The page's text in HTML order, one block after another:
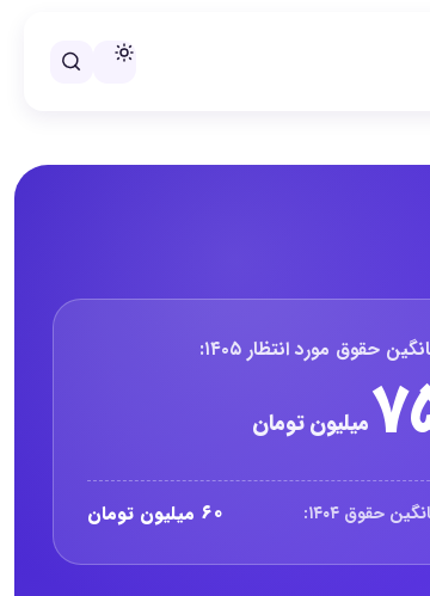
خلاصه حقوق مدیر عملیات،
حقوق مورد انتظار ۱۴۰۵:
میلیون تومان
حقوق ۱۴۰۴: ۶۰ میلیون تومان